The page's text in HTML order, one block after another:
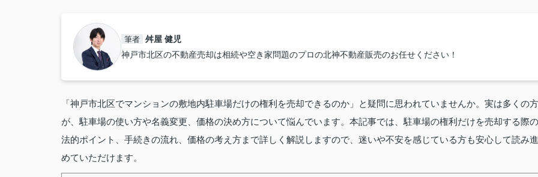
筆者 舛屋 健児
神戸市北区の不動産売却は相続や空き家問題のプロの北神不動産販売のお任せください！
「神戸市北区でマンションの敷地内駐車場だけの権利を売却できるのか」と疑問に思われていませんか。実は多くの方
が、駐車場の使い方や名義変更、価格の決め方について悩んでいます。本記事では、駐車場の権利だけを売却する際の
法的ポイント、手続きの流れ、価格の考え方まで詳しく解説しますので、迷いや不安を感じている方も安心して読み進
めていただけます。